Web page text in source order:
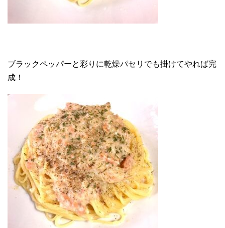
ブラックペッパーと彩りに乾燥パセリでも掛けてやれば完
成！